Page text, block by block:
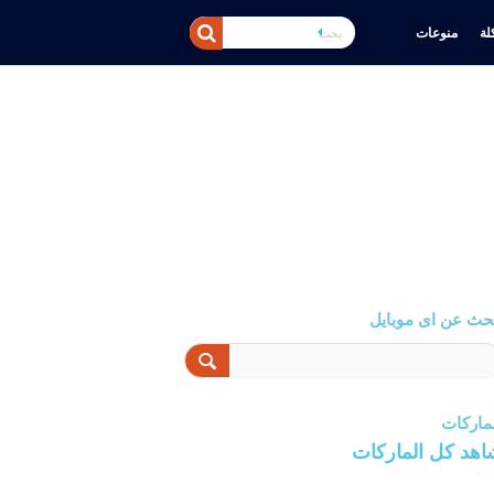
منوعات
عن اى موبايل
كل الماركات